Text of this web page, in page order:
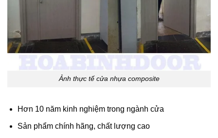
Ảnh thực tế cửa nhựa composite
Hơn 10 năm kinh nghiệm trong ngành cửa
Sản phẩm chính hãng, chất lượng cao